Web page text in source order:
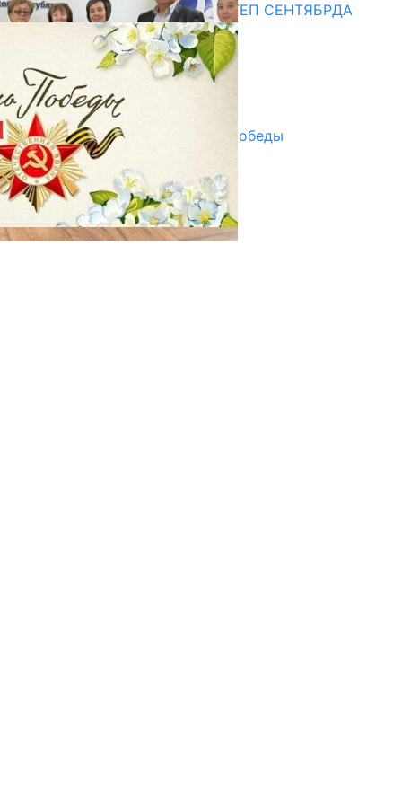
СУЗАКТА 750 ОРУНДУУ МЕКТЕП СЕНТЯБРДА
ПАЙДАЛАНУУГА БЕРИЛЕТ
07.08.2025
Улуу Жеңиштин жандуу сөзү
29.04.2025
Награды в преддверии Дня Победы
29.04.2025